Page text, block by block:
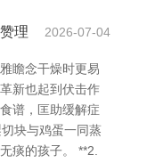
理 2026-07-04
瞻念干燥时更易
新也起到伏击作
谱，匡助缓解症
块与鸡蛋一同蒸
痰的孩子。 **2.